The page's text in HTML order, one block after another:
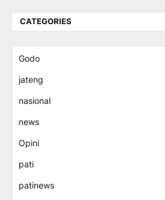
CATEGORIES
Godo
jateng
nasional
news
Opini
pati
patinews